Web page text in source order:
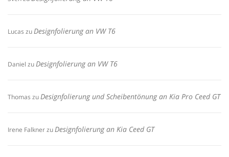
Lucas zuDesignfolierung an VW T6
Daniel zuDesignfolierung an VW T6
Thomas zuDesignfolierung und Scheibentönung an Kia Pro Ceed GT
Irene FalknerzuDesignfolierung an Kia Ceed GT